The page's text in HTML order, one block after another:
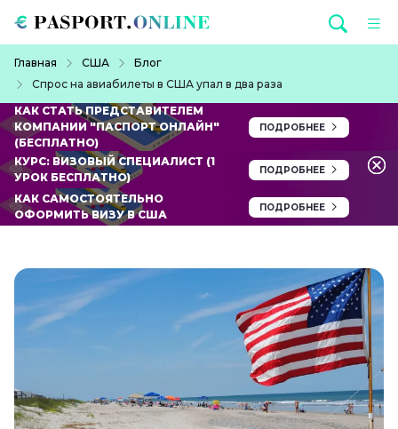
Главная США
Блог
Спрос на авиабилеты в США упал в два раза
КАК СТАТЬ ПРЕДСТАВИТЕЛЕМ
КОМПАНИИ "ПАСПОРТ ОНЛАЙН"
(БЕСПЛАТНО)
ПОДРОБНЕЕ
КУРС: ВИЗОВЫЙ СПЕЦИАЛИСТ (1
УРОК БЕСПЛАТНО)
ПОДРОБНЕЕ
КАК САМОСТОЯТЕЛЬНО
ОФОРМИТЬ ВИЗУ В США
ПОДРОБНЕЕ